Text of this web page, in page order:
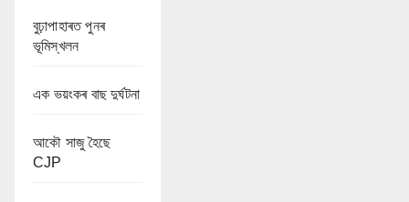
বুঢ়াপাহাৰত পুনৰ
ভূমিস্খলন
এক ভয়ংকৰ বাছ দুৰ্ঘটনা
আকৌ সাজু হৈছে
CJP